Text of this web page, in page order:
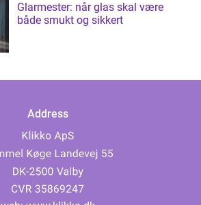
Glarmester: når glas skal være
både smukt og sikkert
Address